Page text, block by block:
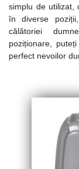
simplu de utilizat,
în diverse
călătoriei
poziționare,
perfect nevoilor